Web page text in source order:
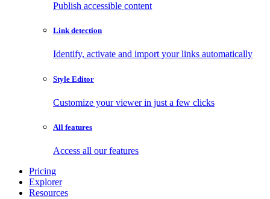
Publish accessible content
Link detection
Identify, activate and import your links automatically
Style Editor
Customize your viewer in just a few clicks
All features
Access all our features
Pricing
Explorer
Resources